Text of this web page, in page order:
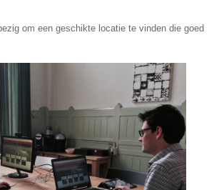
om een geschikte locatie te vinden die goed